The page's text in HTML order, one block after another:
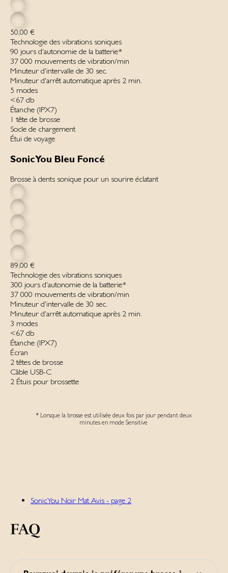
50,00 €
Technologie des vibrations soniques
90 jours d'autonomie de la batterie*
37 000 mou­ve­ments de vi­bration/min
Minuteur d'intervalle de 30 sec.
Minuteur d'arrêt automatique après 2 min.
5 modes
<67 db
Étanche ‌(IPX7)‌
1 tête de brosse
Socle de chargement
Étui de voyage
SonicYou Bleu Foncé
Brosse à dents sonique pour un sourire éclatant
89,00 €
Technologie des vibrations soniques
300 jours d'autonomie de la batterie*
37 000 mou­ve­ments de vi­bration/min
Minuteur d'intervalle de 30 sec.
Minuteur d'arrêt automatique après 2 min.
3 modes
<67 db
Étanche ‌(IPX7)‌
Écran
2 têtes de brosse
Câble USB-C
2 Étuis pour brossette
* Lorsque la brosse est utilisée deux fois par jour pendant deux
minutes en mode Sensitive
SonicYou Noir Mat Avis - page 2
FAQ